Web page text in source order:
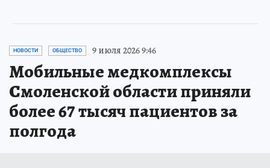
НОВОСТИ ОБЩЕСТВО 9 июля 2026 9:46
Мобильные медкомплексы
Смоленской области приняли
более 67 тысяч пациентов за
полгода